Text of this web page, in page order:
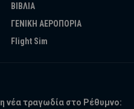
ΒΙΒΛΙΑ
ΓΕΝΙΚΗ ΑΕΡΟΠΟΡΙΑ
Flight Sim
νέα τραγωδία στο Ρέθυμνο: